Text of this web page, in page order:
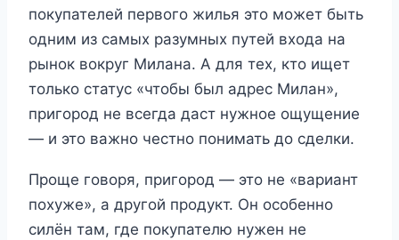
покупателей первого жилья это может быть
одним из самых разумных путей входа на
рынок вокруг Милана. А для тех, кто ищет
только статус «чтобы был адрес Милан»,
пригород не всегда даст нужное ощущение
— и это важно честно понимать до сделки.
Проще говоря, пригород — это не «вариант
похуже», а другой продукт. Он особенно
силён там, где покупателю нужен не